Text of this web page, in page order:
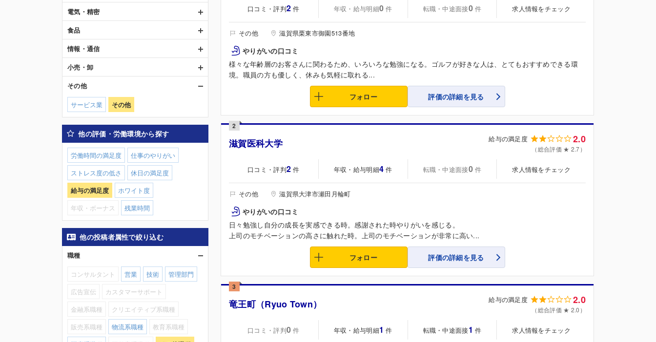
口コミ・評判2 件 年収・給与明細0 件 転職・中途面接0 件 求人情報をチェック
その他 滋賀県栗東市御園513番地
やりがいの口コミ
様々な年齢層のお客さんに関わるため、いろいろな勉強になる。ゴルフが好きな人は、とてもおすすめできる環
境。職員の方も優しく、休みも気軽に取れる...
フォロー 評価の詳細を見る
2
滋賀医科大学 給与の満足度 2.0
（総合評価 ★ 2.7）
口コミ・評判2 件 年収・給与明細4 件 転職・中途面接0 件 求人情報をチェック
その他 滋賀県大津市瀬田月輪町
やりがいの口コミ
日々勉強し自分の成長を実感できる時。感謝された時やりがいを感じる。
上司のモチベーションの高さに触れた時。上司のモチベーションが非常に高い...
フォロー 評価の詳細を見る
3
竜王町（Ryuo Town） 給与の満足度 2.0
（総合評価 ★ 2.0）
口コミ・評判0 件 年収・給与明細1 件 転職・中途面接1 件 求人情報をチェック
電気・精密
食品
情報・通信
小売・卸
その他
サービス業 その他
他の評価・労働環境から探す
労働時間の満足度
仕事のやりがい
ストレス度の低さ
休日の満足度
給与の満足度
ホワイト度
年収・ボーナス
残業時間
他の投稿者属性で絞り込む
職種
コンサルタント 営業 技術
管理部門
広告宣伝
カスタマーサポート
金融系職種
クリエイティブ系職種
販売系職種
物流系職種
教育系職種